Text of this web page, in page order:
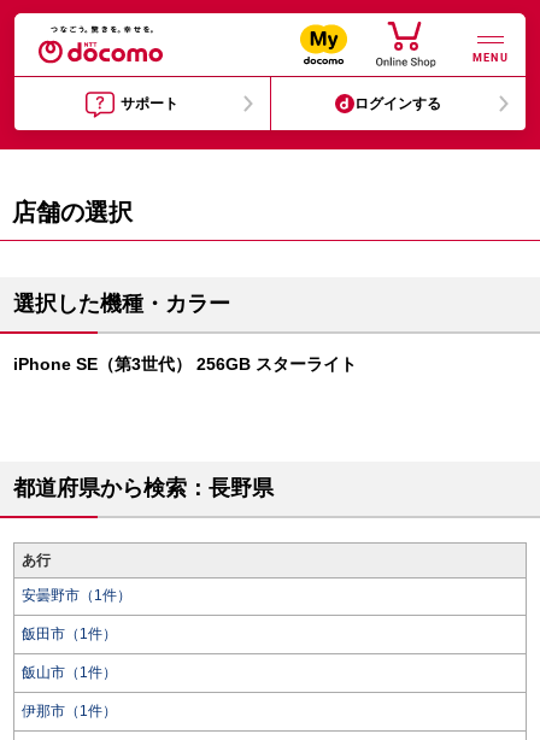
MENU
サポート ログインする
店舗の選択
選択した機種・カラー
iPhone SE（第3世代） 256GB スターライト
都道府県から検索：長野県
あ行
安曇野市（1件）
飯田市（1件）
飯山市（1件）
伊那市（1件）